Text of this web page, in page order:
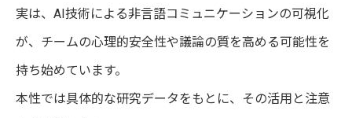
実は、AI技術による非言語コミュニケーションの可視化
が、チームの心理的安全性や議論の質を高める可能性を
持ち始めています。
本性では具体的な研究データをもとに、その活用と注意